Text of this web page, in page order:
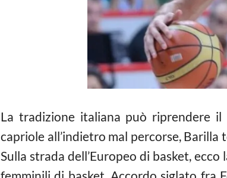
La tradizione italiana può riprendere il
capriole all’indietro mal percorse, Barilla
Sulla strada dell’Europeo di basket,